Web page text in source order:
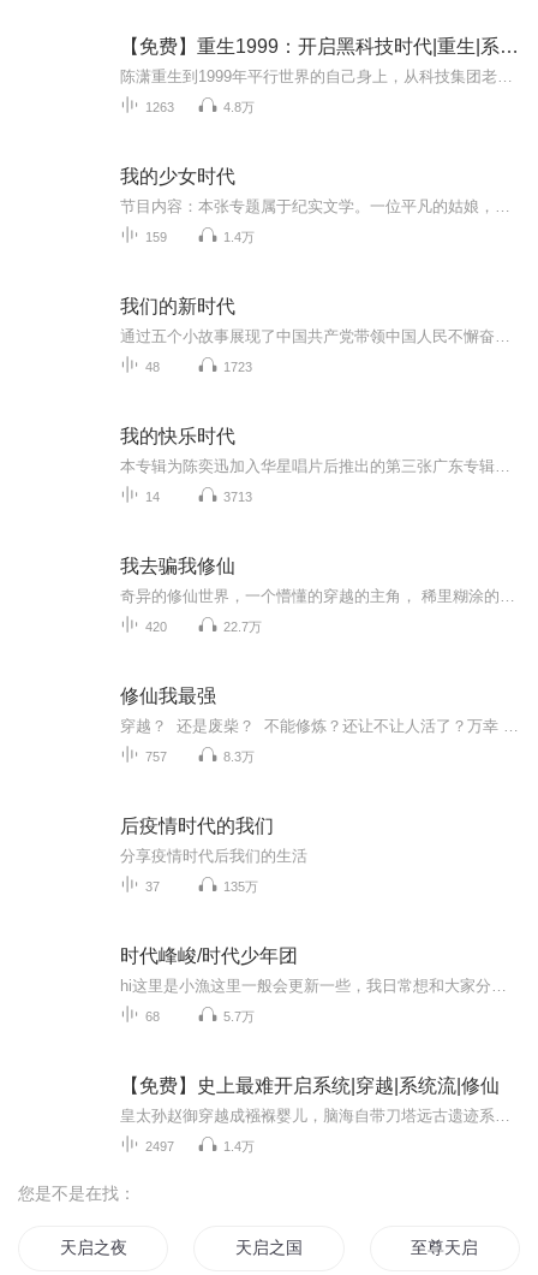
【免费】重生1999：开启黑科技时代|重生|系统流
1263 4.8万
我的少女时代
159 1.4万
我们的新时代
48 1723
我的快乐时代
14 3713
我去骗我修仙
420 22.7万
修仙我最强
757 8.3万
后疫情时代的我们
分享疫情时代后我们的生活
37 135万
时代峰峻/时代少年团
68 5.7万
【免费】史上最难开启系统|穿越|系统流|修仙
2497 1.4万
您是不是在找：
天启之夜 天启之国 至尊天启